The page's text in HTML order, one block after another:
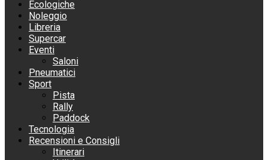
Ecologiche
Noleggio
Libreria
Supercar
Eventi
Saloni
Pneumatici
Sport
Pista
Rally
Paddock
Tecnologia
Recensioni e Consigli
Itinerari